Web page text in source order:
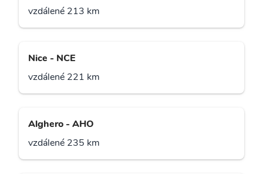
vzdálené 213 km
Nice - NCE
vzdálené 221 km
Alghero - AHO
vzdálené 235 km